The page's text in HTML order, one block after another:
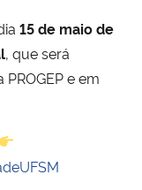
15 de maio de
, que será
e em